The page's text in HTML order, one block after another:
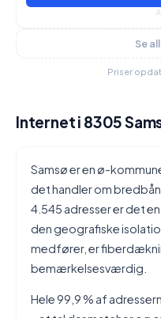
Se
Priser
Internet i 8305
Samsø er en ø-
det handler om
4.545 adresser er det
den geografiske
medfører, er
bemærkelsesværdig.
Hele 99,9 % af